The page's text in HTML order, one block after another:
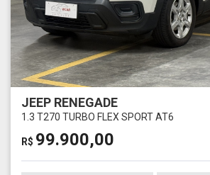
JEEP RENEGADE
1.3 T270 TURBO FLEX SPORT AT6
R$ 99.900,00